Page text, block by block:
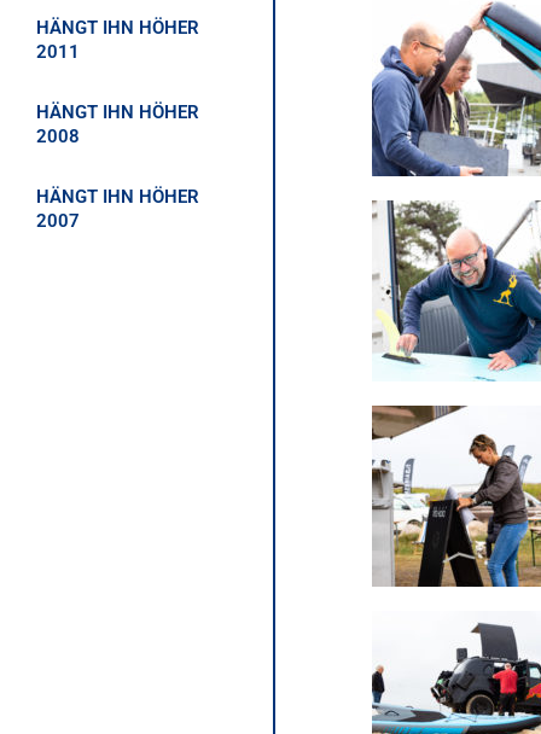
HÄNGT IHN HÖHER
2011
HÄNGT IHN HÖHER
2008
HÄNGT IHN HÖHER
2007